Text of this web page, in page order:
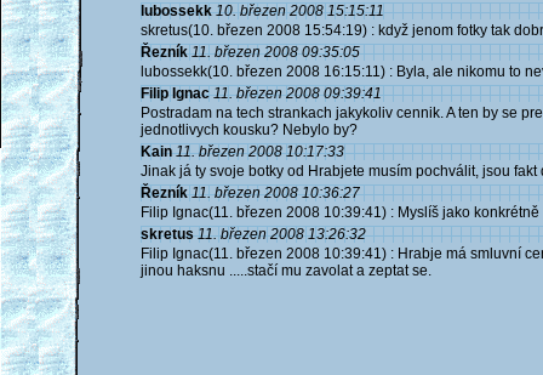
lubossekk 10. březen 2008 15:15:11
skretus(10. březen 2008 15:54:19) : když jenom fotky tak
Řezník 11. březen 2008 09:35:05
lubossekk(10. březen 2008 16:15:11) : Byla, ale nikomu to
Filip Ignac 11. březen 2008 09:39:41
Postradam na tech strankach jakykoliv cennik. A ten by se
jednotlivych kousku? Nebylo by?
Kain 11. březen 2008 10:17:33
Jinak já ty svoje botky od Hrabjete musím pochválit, jsou fakt
Řezník 11. březen 2008 10:36:27
Filip Ignac(11. březen 2008 10:39:41) : Myslíš jako
skretus 11. březen 2008 13:26:32
Filip Ignac(11. březen 2008 10:39:41) : Hrabje má smluvní
jinou haksnu .....stačí mu zavolat a zeptat se.